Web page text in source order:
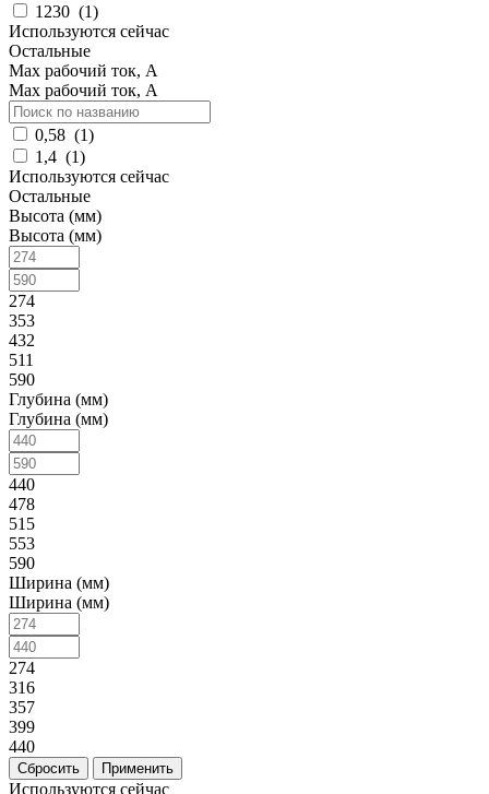
1230 (1)
Используются сейчас
Остальные
Max рабочий ток, А
Max рабочий ток, А
0,58 (1)
1,4 (1)
Используются сейчас
Остальные
Высота (мм)
Высота (мм)
274
353
432
511
590
Глубина (мм)
Глубина (мм)
440
478
515
553
590
Ширина (мм)
Ширина (мм)
274
316
357
399
440
Используются сейчас